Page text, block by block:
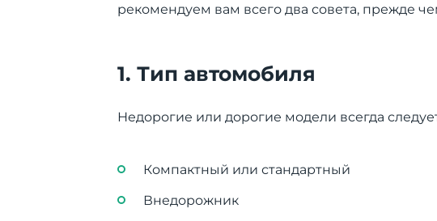
рекомендуем вам всего два совета, прежде
1. Тип автомобиля
Недорогие или дорогие модели всегда
Компактный или стандартный
Внедорожник